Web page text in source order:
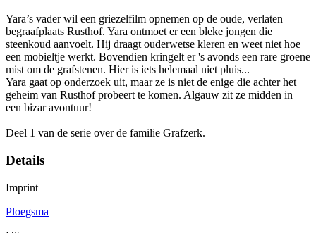
Yara’s vader wil een griezelfilm opnemen op de oude, verlaten
begraafplaats Rusthof. Yara ontmoet er een bleke jongen die
steenkoud aanvoelt. Hij draagt ouderwetse kleren en weet niet hoe
een mobieltje werkt. Bovendien kringelt er 's avonds een rare groene
mist om de grafstenen. Hier is iets helemaal niet pluis...
Yara gaat op onderzoek uit, maar ze is niet de enige die achter het
geheim van Rusthof probeert te komen. Algauw zit ze midden in
een bizar avontuur!
Deel 1 van de serie over de familie Grafzerk.
Details
Imprint
Ploegsma